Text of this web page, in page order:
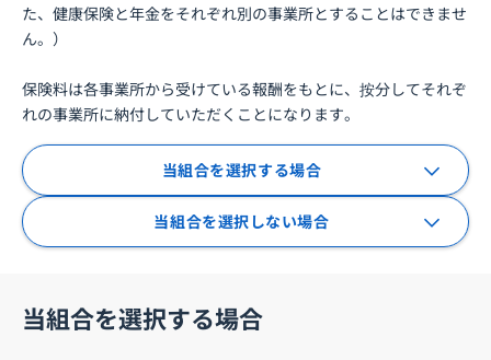
た、健康保険と年金をそれぞれ別の事業所とすることはできませ
ん。）
保険料は各事業所から受けている報酬をもとに、按分してそれぞ
れの事業所に納付していただくことになります。
当組合を選択する場合
当組合を選択しない場合
当組合を選択する場合